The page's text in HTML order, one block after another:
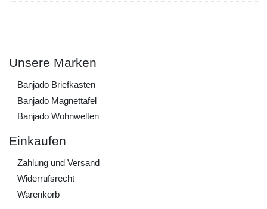
Unsere Marken
Banjado Briefkasten
Banjado Magnettafel
Banjado Wohnwelten
Einkaufen
Zahlung und Versand
Widerrufs­recht
Warenkorb